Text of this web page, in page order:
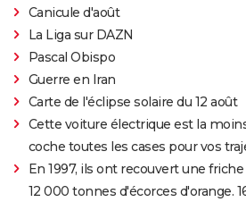
Canicule d'août
La Liga sur DAZN
Pascal Obispo
Guerre en Iran
Carte de l'éclipse solaire du 12 août
Cette voiture électrique est la
coche toutes les cases pour vos
En 1997, ils ont recouvert une
12 000 tonnes d'écorces d'orange.